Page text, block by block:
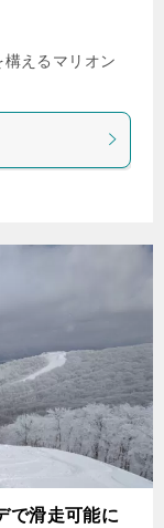
えるマリオン
で滑走可能に